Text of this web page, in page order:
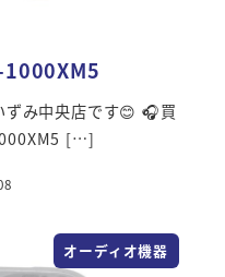
1000XM5
み中央店です😊 🎧買
[…]
オーディオ機器